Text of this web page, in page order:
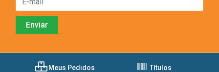
Meus Pedidos Títulos